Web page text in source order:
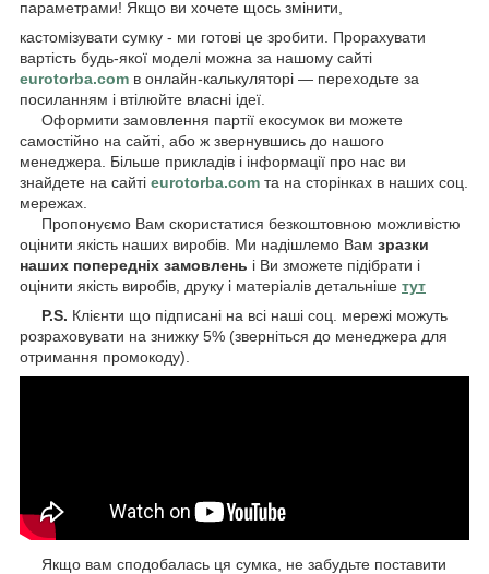
параметрами! Якщо ви хочете щось змінити,
кастомізувати сумку - ми готові це зробити. Прорахувати
вартість будь-якої моделі можна за нашому сайті
eurotorba.com в онлайн-калькуляторі — переходьте за
посиланням і втілюйте власні ідеї.
Оформити замовлення партії екосумок ви можете
самостійно на сайті, або ж звернувшись до нашого
менеджера. Більше прикладів і інформації про нас ви
знайдете на сайті eurotorba.com та на сторінках в наших соц.
мережах.
Пропонуємо Вам скористатися безкоштовною можливістю
оцінити якість наших виробів. Ми надішлемо Вам зразки
наших попередніх замовлень і Ви зможете підібрати і
оцінити якість виробів, друку і матеріалів детальніше тут
P.S. Клієнти що підписані на всі наші соц. мережі можуть
розраховувати на знижку 5% (зверніться до менеджера для
отримання промокоду).
Якщо вам сподобалась ця сумка, не забудьте поставити